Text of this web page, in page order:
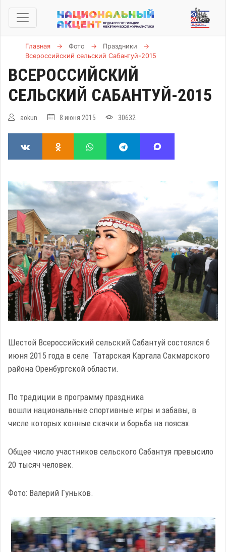
Главная → Фото → Праздники
→
Всероссийский сельский Сабантуй-2015
ВСЕРОССИЙСКИЙ
СЕЛЬСКИЙ САБАНТУЙ-2015
aokun 8 июня 2015 30632
Шестой Всероссийский сельский Сабантуй состоялся 6
июня 2015 года в селе Татарская Каргала Сакмарского
района Оренбургской области.
По традиции в программу праздника
вошли национальные спортивные игры и забавы, в
числе которых конные скачки и борьба на поясах.
Общее число участников сельского Сабантуя превысило
20 тысяч человек.
Фото: Валерий Гуньков.